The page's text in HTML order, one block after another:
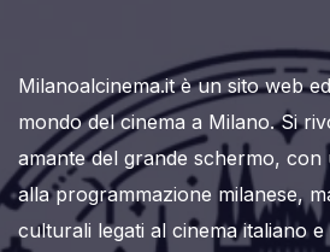
Milanoalcinema.it è un sito web
mondo del cinema a Milano. Si
amante del grande schermo,
alla programmazione milanese,
culturali legati al cinema italiano